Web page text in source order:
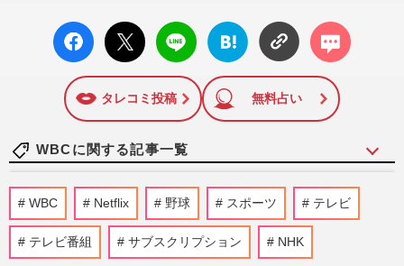
facebo
ok い
X ポス
ト
LINE
はてな
ブック
に追加
コメン
ト
タレコミ投稿 無料占い
WBCに関する記事一覧
《愛子さま》4歳で相撲観戦デビュー、六
大学野球にWBCも！応援席に映るご成長
「スポーツ観戦」ヒストリー
週刊女性2026年6月23日号
WBC Netflix 野球 スポーツ テレビ
テレビ番組 サブスクリプション NHK